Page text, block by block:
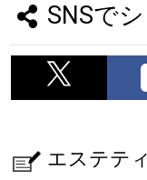
SNSで
エステテ